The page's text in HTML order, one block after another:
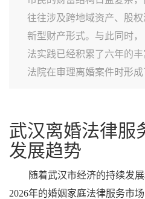
往往涉及跨地域资产、股
新型财产形式。与此同时
法实践已经积累了六年的
法院在审理离婚案件时形
武汉离婚法律服
发展趋势
随着武汉市经济的持续发
2026年的婚姻家庭法律服务市